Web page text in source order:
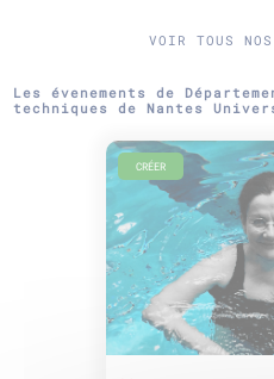
VOIR TOUS
Les évenements de
techniques de Nantes
CRÉER